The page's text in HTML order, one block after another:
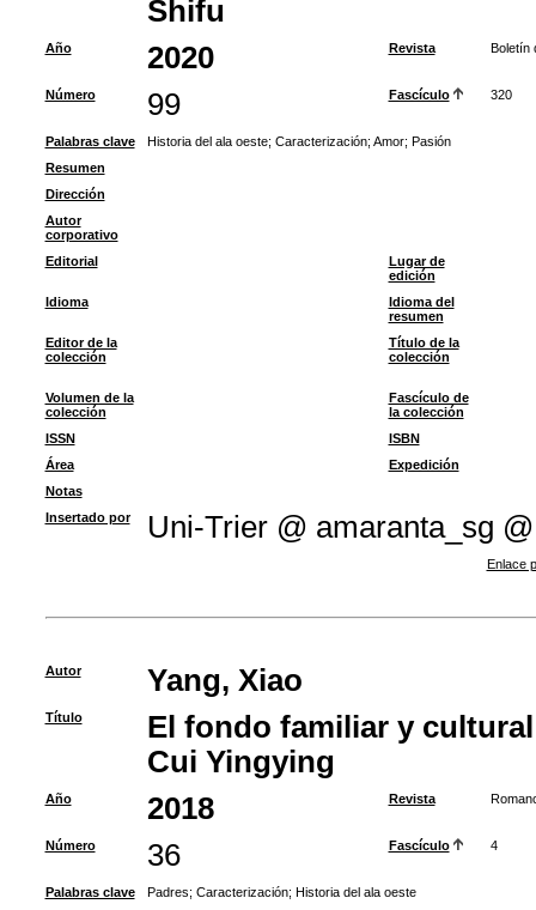
Shifu
Año 2020 Revista Boletín
Número 99 Fascículo 320
Palabras clave Historia del ala oeste; Caracterización; Amor; Pasión
Resumen
Dirección
Autor
corporativo
Editorial
Lugar de
edición
Idioma
Idioma del
resumen
Editor de la
colección
Título de la
colección
Volumen de la
colección
Fascículo de
la colección
ISSN
ISBN
Área
Expedición
Notas
Insertado por
Uni-Trier @ amaranta_sg @
Enlace
Autor Yang, Xiao
Título
El fondo familiar y
Cui Yingying
Año 2018 Revista
Número 36 Fascículo 4
Palabras clave Padres; Caracterización; Historia del ala oeste